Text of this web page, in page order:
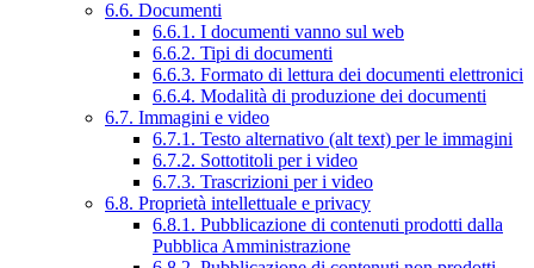
6.6. Documenti
6.6.1. I documenti vanno sul web
6.6.2. Tipi di documenti
6.6.3. Formato di lettura dei documenti elettronici
6.6.4. Modalità di produzione dei documenti
6.7. Immagini e video
6.7.1. Testo alternativo (alt text) per le immagini
6.7.2. Sottotitoli per i video
6.7.3. Trascrizioni per i video
6.8. Proprietà intellettuale e privacy
6.8.1. Pubblicazione di contenuti prodotti dalla
Pubblica Amministrazione